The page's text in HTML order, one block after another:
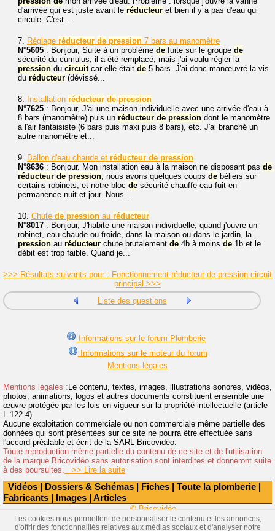
Vidéos | Dossiers & Schémas | Fiches | Toute la plomberie |
Fabricants | Images | Articles
d'arrivée qui est juste avant le réducteur et bien il y a pas d'eau qui
circule. C'est...
7. Réglage réducteur de pression 7 bars au manomètre
N°5605 : Bonjour, Suite à un problème de fuite sur le groupe de
sécurité du cumulus, il a été remplacé, mais j'ai voulu régler la
pression du circuitcar elle était de 5 bars. J'ai donc manœuvré la vis
du réducteur (dévissé...
8. Installation réducteur de pression
N°7625 : Bonjour, J'ai une maison individuelle avec une arrivée d'eau à
8 bars (manomètre) puis un réducteur de pression dont le manomètre
a l'air fantaisiste (6 bars puis maxi puis 8 bars), etc. J'ai branché un
autre manomètre et...
9. Ballon d'eau chaude et réducteur de pression
N°8636 : Bonjour. Mon installation eau à la maison ne disposant pas de
réducteur de pression, nous avons quelques coups de béliers sur
certains robinets, et notre bloc de sécurité chauffe-eau fuit en
permanence nuit et jour. Nous...
10. Chute de pression au réducteur
N°8017 : Bonjour, J'habite une maison individuelle, quand j'ouvre un
robinet, eau chaude ou froide, dans la maison ou dans le jardin, la
pression au réducteur chute brutalement de 4b à moins de 1b et le
débit est trop faible. Quand je...
>>> Résultats suivants pour : Fonctionnement réducteur de pression circuit
principal >>>
Liste des questions
Informations sur le forum Plomberie
Informations sur le moteur du forum
Mentions légales
Mentions légales : Le contenu, textes, images, illustrations sonores, vidéos,
photos, animations, logos et autres documents constituent ensemble une
œuvre protégée par les lois en vigueur sur la propriété intellectuelle (article
L.122-4).
Aucune exploitation commerciale ou non commerciale même partielle des
données qui sont présentées sur ce site ne pourra être effectuée sans
l'accord préalable et écrit de la SARL Bricovidéo.
Toute reproduction même partielle du contenu de ce site et de l'utilisation
de la marque Bricovidéo sans autorisation sont interdites et donneront suite
à des poursuites. >> Lire la suite
© Bricovidéo
Les cookies nous permettent de personnaliser le contenu et les annonces,
d'offrir des fonctionnalités relatives aux médias sociaux et d'analyser notre